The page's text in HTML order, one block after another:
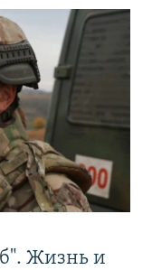
Жизнь и